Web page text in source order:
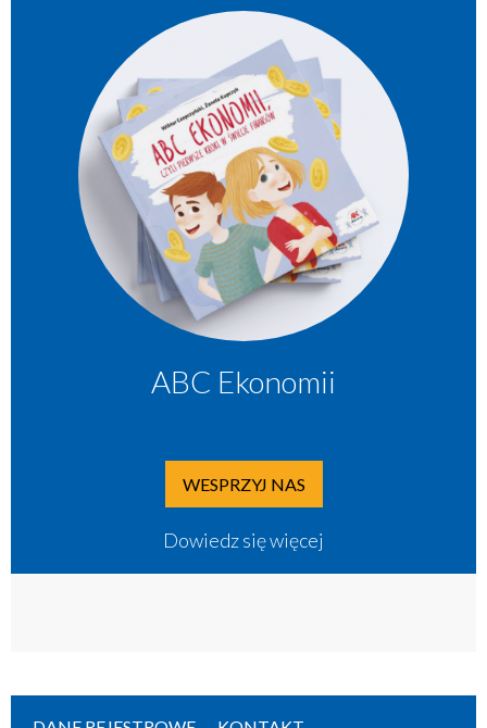
ABC Ekonomii
WESPRZYJ NAS
Dowiedz się więcej